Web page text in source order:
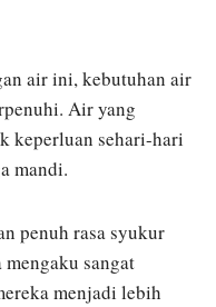
air ini, kebutuhan air
Air yang
keperluan sehari-hari
mandi.
penuh rasa syukur
sangat
menjadi lebih